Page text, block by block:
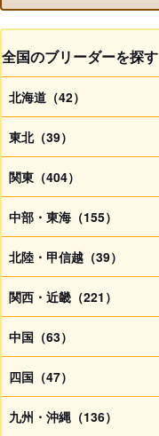
全国のブリーダーを探す
北海道（42）
東北（39）
関東（404）
中部・東海（155）
北陸・甲信越（39）
関西・近畿（221）
中国（63）
四国（47）
九州・沖縄（136）